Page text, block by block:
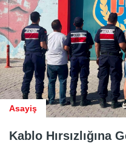
Asayiş
Kablo Hırsızlığına